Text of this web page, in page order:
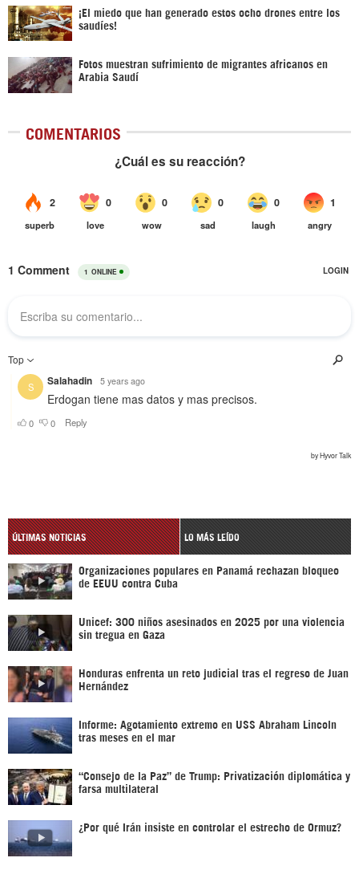
¡El miedo que han generado estos ocho drones entre los
saudíes!
Fotos muestran sufrimiento de migrantes africanos en
Arabia Saudí
COMENTARIOS
ÚLTIMAS NOTICIAS LO MÁS LEÍDO
Organizaciones populares en Panamá rechazan bloqueo
de EEUU contra Cuba
Unicef: 300 niños asesinados en 2025 por una violencia
sin tregua en Gaza
Honduras enfrenta un reto judicial tras el regreso de Juan
Hernández
Informe: Agotamiento extremo en USS Abraham Lincoln
tras meses en el mar
“Consejo de la Paz” de Trump: Privatización diplomática y
farsa multilateral
¿Por qué Irán insiste en controlar el estrecho de Ormuz?